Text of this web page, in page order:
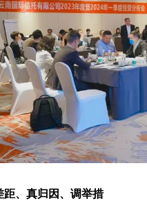
距、真归因、调举措